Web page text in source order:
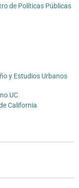
de Políticas Públicas
y Estudios Urbanos
UC
California